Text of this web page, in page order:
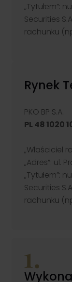
Klient TGE
Zapewniamy
Przejdź
„Tytułem”:
Securities
rachunku
Rynek
PKO BP S.A.
PL 48 1020
„Właściciel
„Adres”: ul.
„Tytułem”:
Securities
rachunku